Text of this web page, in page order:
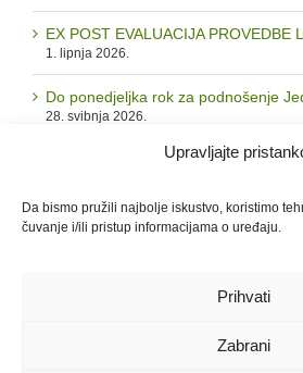
Upravljajte
Da bismo pružili najbolje iskustvo, koristimo
čuvanje i/ili pristup informacijama o uređaju.
Prihvati
Zabrani
EX POST EVALUACIJA PROVEDBE
1. lipnja 2026.
Do ponedjeljka rok za podnošenje
28. svibnja 2026.
Arhiva
© 2026. LAG "Zrinska gora - Turopolje" | Sva